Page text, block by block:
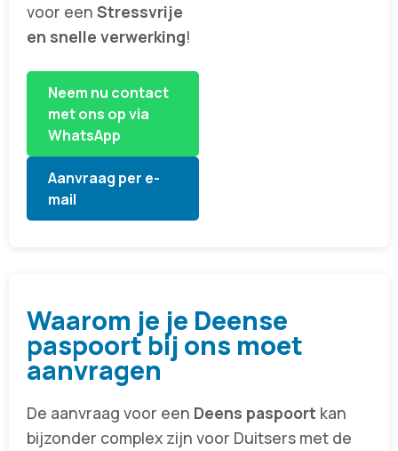
voor een Stressvrije
en snelle verwerking!
Neem nu contact
met ons op via
WhatsApp
Aanvraag per e-
mail
Waarom je je Deense
paspoort bij ons moet
aanvragen
De aanvraag voor een Deens paspoort kan
bijzonder complex zijn voor Duitsers met de